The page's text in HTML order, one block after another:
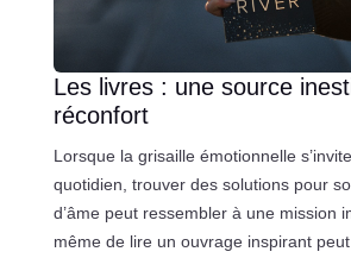
Les livres : une source
réconfort
Lorsque la grisaille émotionnelle
quotidien, trouver des solutions pour
d’âme peut ressembler à une mission
même de lire un ouvrage inspirant